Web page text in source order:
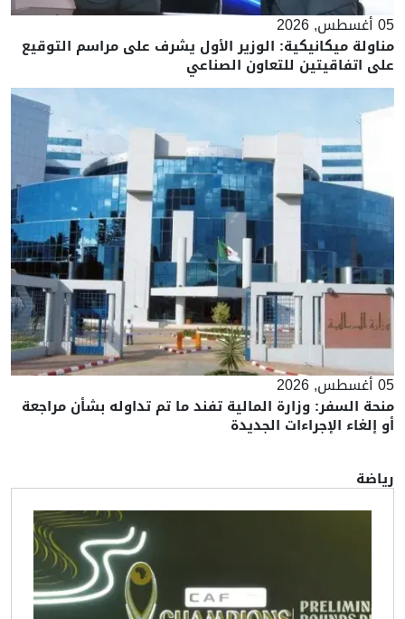
05 أغسطس, 2026
مناولة ميكانيكية: الوزير الأول يشرف على مراسم التوقيع
على اتفاقيتين للتعاون الصناعي
05 أغسطس, 2026
منحة السفر: وزارة المالية تفند ما تم تداوله بشأن مراجعة
أو إلغاء الإجراءات الجديدة
رياضة